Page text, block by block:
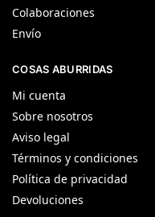
Colaboraciones
Envío
COSAS ABURRIDAS
Mi cuenta
Sobre nosotros
Aviso legal
Términos y condiciones
Política de privacidad
Devoluciones